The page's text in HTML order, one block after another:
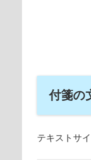
付箋の
テキストサ